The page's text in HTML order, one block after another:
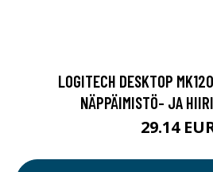
LOGITECH DESKTOP
NÄPPÄIMISTÖ- JA
29.14